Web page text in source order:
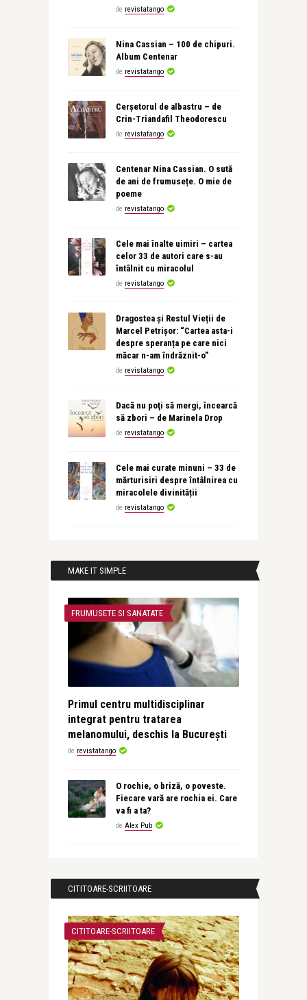
de revistatango
Nina Cassian – 100 de chipuri.
Album Centenar
de revistatango
Cerșetorul de albastru – de
Crin-Triandafil Theodorescu
de revistatango
Centenar Nina Cassian. O sută
de ani de frumusețe. O mie de
poeme
de revistatango
Cele mai înalte uimiri – cartea
celor 33 de autori care s-au
întâlnit cu miracolul
de revistatango
Dragostea și Restul Vieții de
Marcel Petrișor: “Cartea asta-i
despre speranța pe care nici
măcar n-am îndrăznit-o”
de revistatango
Dacă nu poţi să mergi, încearcă
să zbori – de Marinela Drop
de revistatango
Cele mai curate minuni – 33 de
mărturisiri despre întâlnirea cu
miracolele divinității
de revistatango
MAKE IT SIMPLE
FRUMUSETE SI SANATATE
Primul centru multidisciplinar
integrat pentru tratarea
melanomului, deschis la București
de revistatango
O rochie, o briză, o poveste.
Fiecare vară are rochia ei. Care
va fi a ta?
de Alex Pub
CITITOARE-SCRIITOARE
CITITOARE-SCRIITOARE